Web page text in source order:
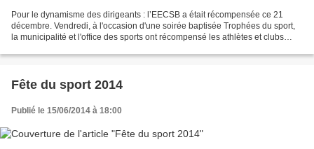
Pour le dynamisme des dirigeants : l’EECSB a était récompensée ce 21
décembre. Vendredi, à l'occasion d'une soirée baptisée Trophées du sport,
la municipalité et l'office des sports ont récompensé les athlètes et clubs
Fête du sport 2014
Publié le 15/06/2014 à 18:00